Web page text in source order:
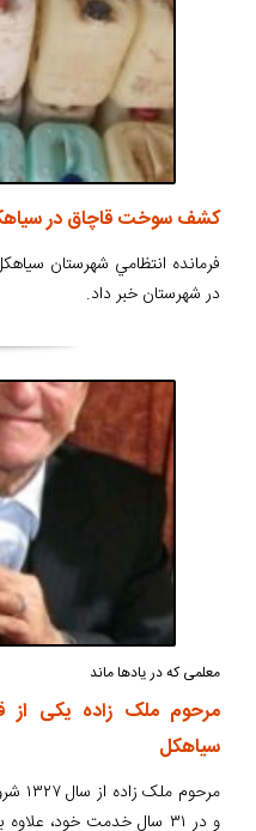
کشف سوخت قاچاق در
در شهرستان خبر داد.
معلمی که در یادها ماند
مرحوم ملک زاده یکی از
سیاهکل
و در ۳۱ سال خدمت خود،